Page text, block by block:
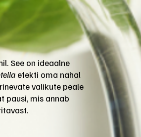
See on ideaalne
efekti oma nahal
valikute peale
pausi, mis annab